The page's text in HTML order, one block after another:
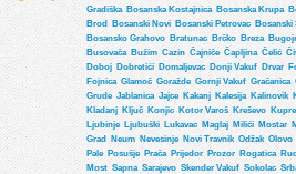
Gradiška Bosanska Kostajnica Bosanska Krupa
Brod
Bosanski Novi Bosanski Petrovac Bosanski
Bosansko Grahovo Bratunac Brčko Breza
Busovača Bužim Cazin Čajniče Čapljina Čelić
Doboj Dobretići Domaljevac Donji Vakuf Drvar
Fojnica Glamoč Goražde Gornji Vakuf Gračanica
Grude Jablanica Jajce Kakanj Kalesija Kalinovik
Kladanj Ključ Konjic Kotor Varoš Kreševo
Ljubinje
Ljubuški Lukavac Maglaj Milići Mostar
Grad
Neum Nevesinje Novi Travnik Odžak Olovo
Pale Posušje Prača Prijedor Prozor Rogatica
Most Sapna Sarajevo Skender Vakuf Sokolac